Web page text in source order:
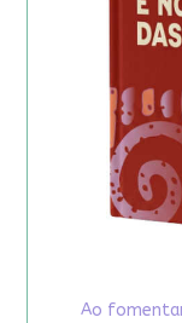
Ao